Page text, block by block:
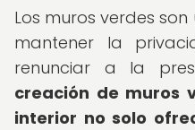
Los muros verdes
mantener la
renunciar a la
creación de muros
interior no solo